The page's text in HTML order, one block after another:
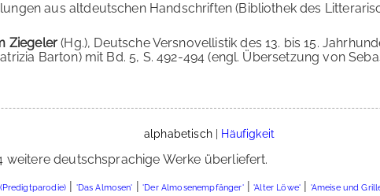
aus altdeutschen Handschriften (Bibliothek des
Ziegeler(Hg.), Deutsche Versnovellistik des 13. bis 15.
Barton) mit Bd. 5, S. 492-494 (engl. Übersetzung von
alphabetisch| Häufigkeit
weitere deutschsprachige Werke überliefert.
| 'Das Almosen' |'Der Almosenempfänger'|'Alter Löwe' | 'Ameise und